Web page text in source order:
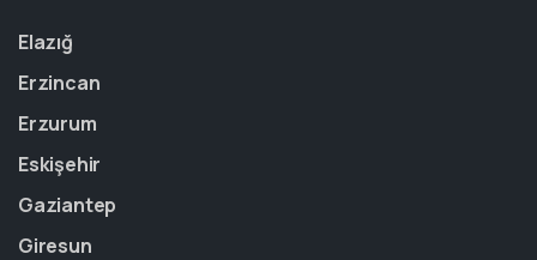
Elazığ
Erzincan
Erzurum
Eskişehir
Gaziantep
Giresun